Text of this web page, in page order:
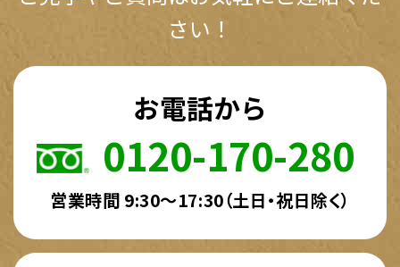
さい！
お電話から
0120-170-280
営業時間 9:30～17:30（土日・祝日除く）